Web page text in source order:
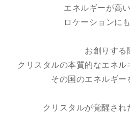
エネルギーが高
ロケーションに
お創りする
クリスタルの本質的なエネル
その国のエネルギー
クリスタルが覚醒され